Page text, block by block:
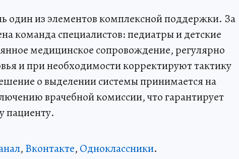
один из элементов комплексной поддержки. За
команда специалистов: педиатры и детские
медицинское сопровождение, регулярно
и при необходимости корректируют тактику
о выделении системы принимается на
врачебной комиссии, что гарантирует
пациенту.
, Вконтакте, Одноклассники.